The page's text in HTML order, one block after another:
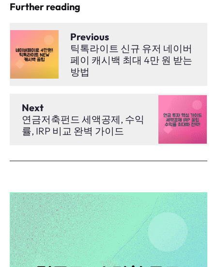
Further reading
Previous
틱톡라이트 신규 유저 네이버
페이 캐시백 최대 4만 원 받는
방법
Next
연금저축펀드 세액공제, 수익
률, IRP 비교 완벽 가이드